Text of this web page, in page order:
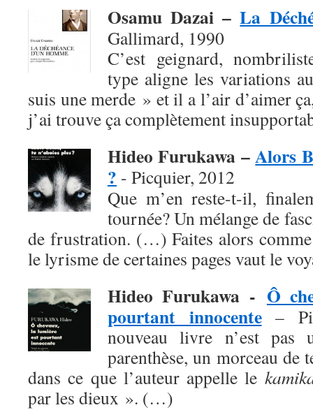
Osamu Dazai –La
Gallimard, 1990
C’est geignard,
type aligne les variations
suis une merde » et il a l’air d’aimer
j’ai trouve ça complètement
Hideo Furukawa –Alors
? - Picquier, 2012
Que m’en reste-t-il,
tournée? Un mélange de
de frustration. (…) Faites alors
le lyrisme de certaines pages vaut le
Hideo Furukawa - Ô
pourtant innocente–
nouveau livre n’est pas
parenthèse, un morceau de
dans ce que l’auteur appelle le
par les dieux ». (…)